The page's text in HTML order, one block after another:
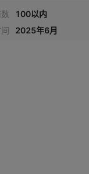
100以内
2025年6月